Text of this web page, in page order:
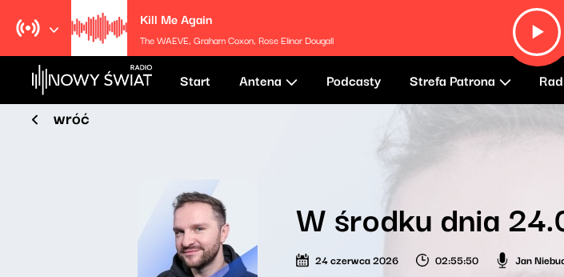
Kill Me Again
The WAEVE, Graham Coxon, Rose Elinor Dougall
Start Antena Podcasty Strefa Patrona
wróć
W środku dnia
24 czerwca 2026 02:55:50 Jan